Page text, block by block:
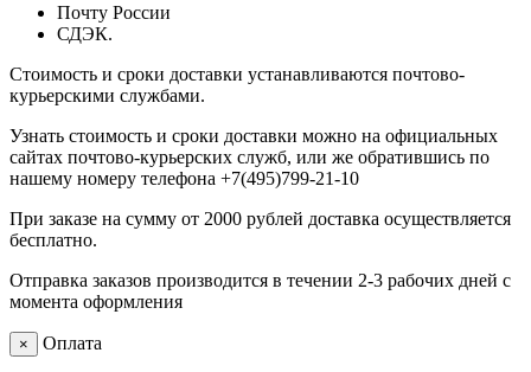
Почту России
СДЭК.
Стоимость и сроки доставки устанавливаются почтово-
курьерскими службами.
Узнать стоимость и сроки доставки можно на официальных
сайтах почтово-курьерских служб, или же обратившись по
нашему номеру телефона +7(495)799-21-10
При заказе на сумму от 2000 рублей доставка осуществляется
бесплатно.
Отправка заказов производится в течении 2-3 рабочих дней с
момента оформления
× Оплата